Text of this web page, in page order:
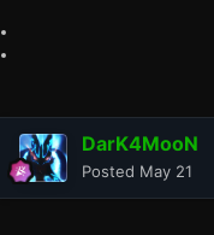
DarK4MooN
Posted May 21